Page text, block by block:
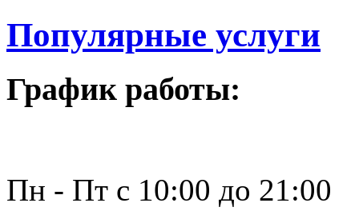
Популярные услуги
График работы:
Пн - Пт с 10:00 до 21:00